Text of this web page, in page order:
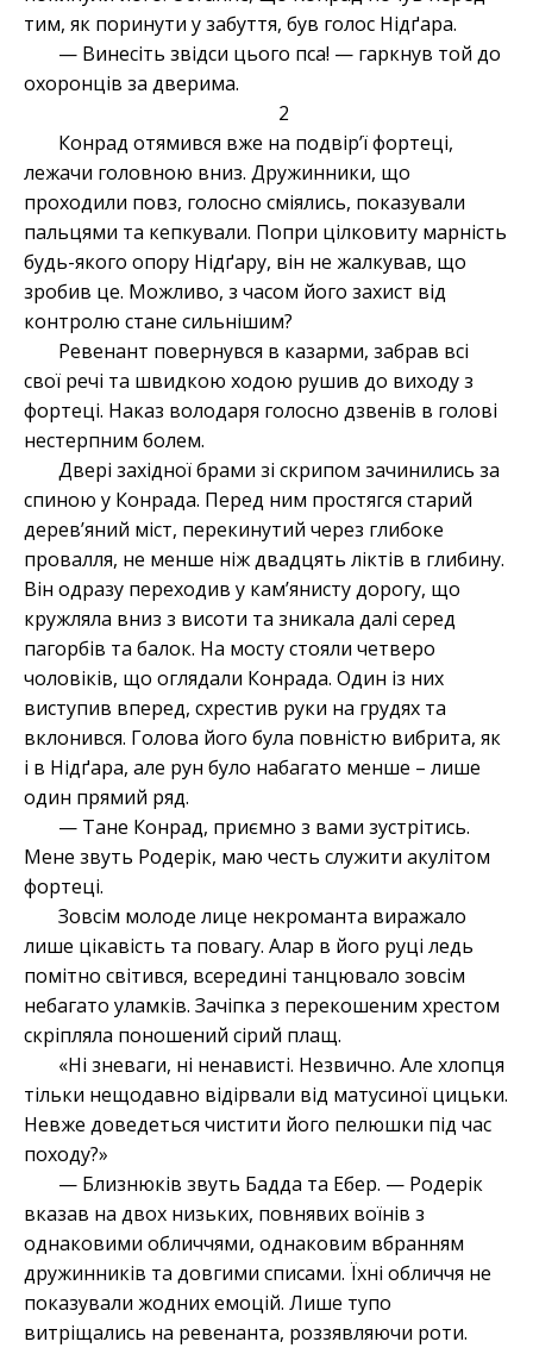
тим, як поринути у забуття, був голос Нідґара.
— Винесіть звідси цього пса! — гаркнув той до
охоронців за дверима.
2
Конрад отямився вже на подвір’ї фортеці,
лежачи головною вниз. Дружинники, що
проходили повз, голосно сміялись, показували
пальцями та кепкували. Попри цілковиту марність
будь-якого опору Нідґару, він не жалкував, що
зробив це. Можливо, з часом його захист від
контролю стане сильнішим?
Ревенант повернувся в казарми, забрав всі
свої речі та швидкою ходою рушив до виходу з
фортеці. Наказ володаря голосно дзвенів в голові
нестерпним болем.
Двері західної брами зі скрипом зачинились за
спиною у Конрада. Перед ним простягся старий
дерев’яний міст, перекинутий через глибоке
провалля, не менше ніж двадцять ліктів в глибину.
Він одразу переходив у кам’янисту дорогу, що
кружляла вниз з висоти та зникала далі серед
пагорбів та балок. На мосту стояли четверо
чоловіків, що оглядали Конрада. Один із них
виступив вперед, схрестив руки на грудях та
вклонився. Голова його була повністю вибрита, як
і в Нідґара, але рун було набагато менше – лише
один прямий ряд.
— Тане Конрад, приємно з вами зустрітись.
Мене звуть Родерік, маю честь служити акулітом
фортеці.
Зовсім молоде лице некроманта виражало
лише цікавість та повагу. Алар в його руці ледь
помітно світився, всередині танцювало зовсім
небагато уламків. Зачіпка з перекошеним хрестом
скріпляла поношений сірий плащ.
«Ні зневаги, ні ненависті. Незвично. Але хлопця
тільки нещодавно відірвали від матусиної цицьки.
Невже доведеться чистити його пелюшки під час
походу?»
— Близнюків звуть Бадда та Ебер. — Родерік
вказав на двох низьких, повнявих воїнів з
однаковими обличчями, однаковим вбранням
дружинників та довгими списами. Їхні обличчя не
показували жодних емоцій. Лише тупо
витріщались на ревенанта, роззявляючи роти.